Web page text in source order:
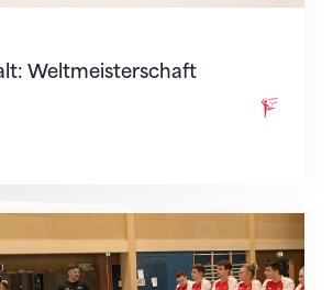
Weltmeisterschaft
nach Zagreb